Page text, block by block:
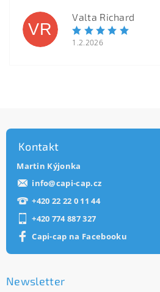
VR
Valta Richard
1.2.2026
Kontakt
Martin Kýjonka
info@capi-cap.cz
+420 22 22 0 11 44
+420 774 887 327
Capi-cap na Facebooku
Newsletter